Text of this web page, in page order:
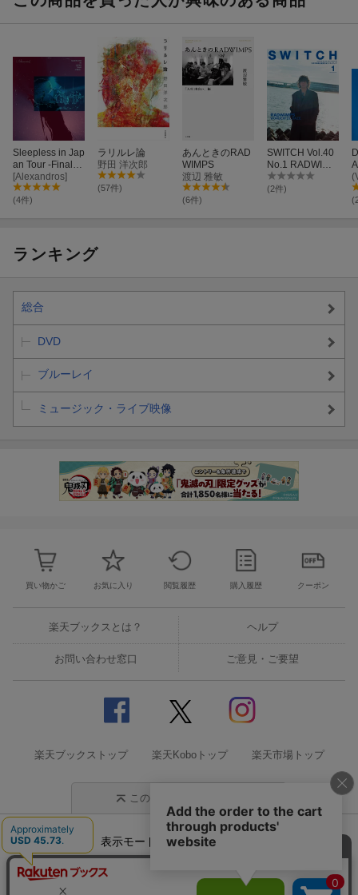
Sleepless in Jap
an Tour -Final-
【Blu-ray】
[Alexandros]
(4件)
ラリルレ論
野田 洋次郎
(57件)
あんときのRAD
WIMPS
渡辺 雅敏
(6件)
SWITCH Vol.40
No.1 RADWIMP
S WONDERFUL
DAZE
(2件)
ランキング
総合
DVD
ブルーレイ
ミュージック・ライブ映像
買い物かご お気に入り 閲覧履歴 購入履歴 クーポン
楽天ブックスとは？ ヘルプ
お問い合わせ窓口 ご意見・ご要望
楽天ブックストップ 楽天Koboトップ 楽天市場トップ
このページの先頭に戻る
表示モード モバイル
企業情報 個人情報保護方針
特定商取引法に基づく表記